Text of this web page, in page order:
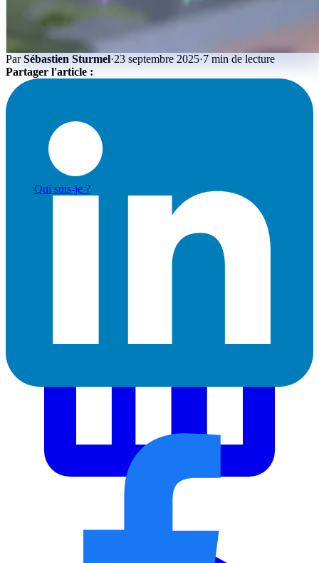
Actualités & Tendances Tech
Développement Web & Mobile
Automatisation, IA & Outils
Anecdotes & Perles du Web
Cybersécurité
Qui suis-je ?
ParSébastien Sturmel·23 septembre 2025·7 min de lecture
Partager l'article :